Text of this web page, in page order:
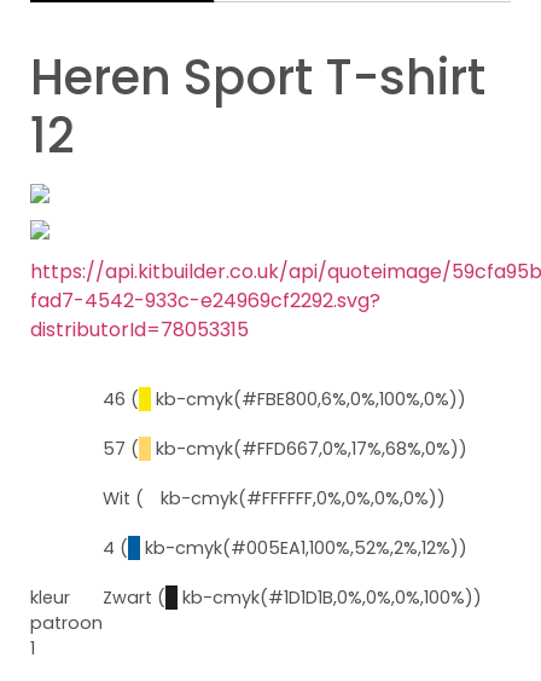
Heren Sport T-shirt
12
https://api.kitbuilder.co.uk/api/quoteimage/
fad7-4542-933c-e24969cf2292.svg?
distributorId=78053315
46 ( kb-cmyk(#FBE800,6%,0%,100%,0%))
57 ( kb-cmyk(#FFD667,0%,17%,68%,0%))
Wit ( kb-cmyk(#FFFFFF,0%,0%,0%,0%))
4 ( kb-cmyk(#005EA1,100%,52%,2%,12%))
kleur
patroon
1
Zwart ( kb-cmyk(#1D1D1B,0%,0%,0%,100%))